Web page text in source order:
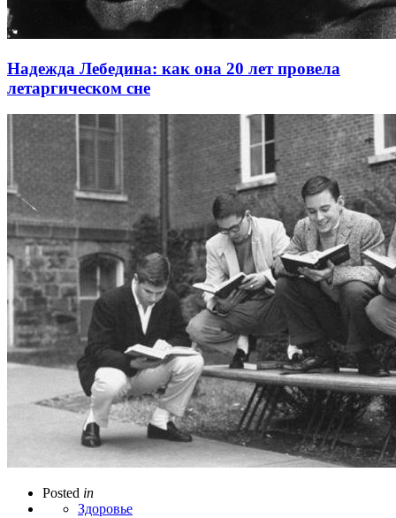
Надежда Лебедина: как она 20 лет провела
летаргическом сне
Posted in
Здоровье